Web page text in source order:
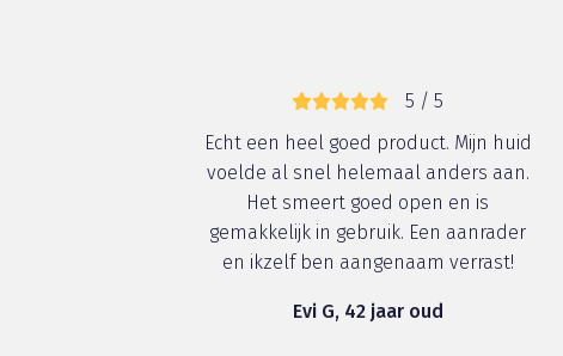
5 / 5
Echt een heel goed product. Mijn huid
voelde al snel helemaal anders aan.
Het smeert goed open en is
gemakkelijk in gebruik. Een aanrader
en ikzelf ben aangenaam verrast!
Evi G, 42 jaar oud